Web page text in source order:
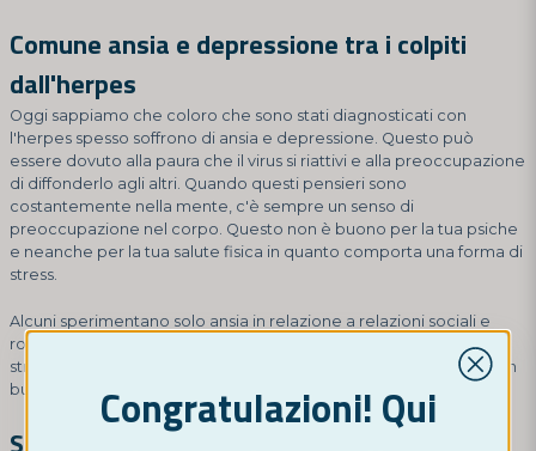
Comune ansia e depressione tra i colpiti
dall'herpes
Oggi sappiamo che coloro che sono stati diagnosticati con
l'herpes spesso soffrono di ansia e depressione. Questo può
essere dovuto alla paura che il virus si riattivi e alla preoccupazione
di diffonderlo agli altri. Quando questi pensieri sono
costantemente nella mente, c'è sempre un senso di
preoccupazione nel corpo. Questo non è buono per la tua psiche
e neanche per la tua salute fisica in quanto comporta una forma di
stress.
Alcuni sperimentano solo ansia in relazione a relazioni sociali e
romantiche. Questo può influenzare la capacità di creare legami
stretti e può alla fine portare all'isolamento, cosa ovviamente non
buona.
Congratulazioni! Qui